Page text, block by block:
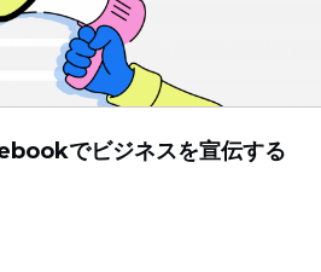
でビジネスを宣伝する